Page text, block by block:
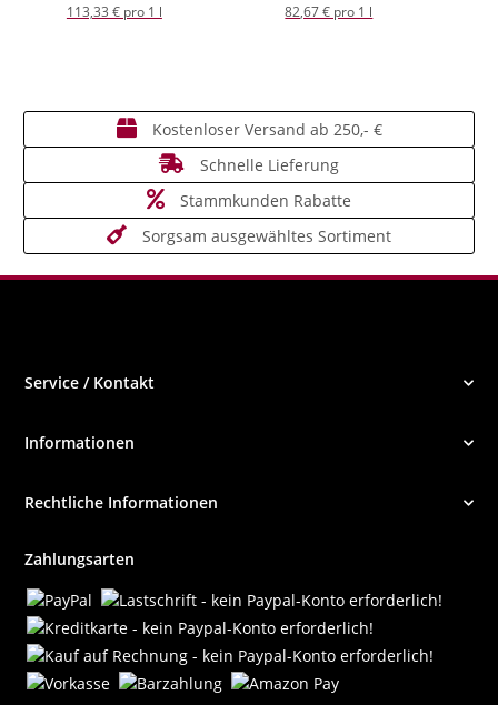
113,33 € pro 1 l 82,67 € pro 1 l
Kostenloser Versand ab 250,- €
Schnelle Lieferung
Stammkunden Rabatte
Sorgsam ausgewähltes Sortiment
Service / Kontakt
Informationen
Rechtliche Informationen
Zahlungsarten